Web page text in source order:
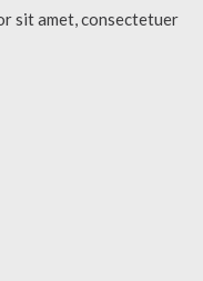
sit amet, consectetuer